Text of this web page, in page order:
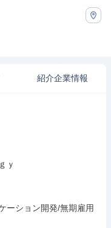
紹介企業情報
ｙ
ーション開発/無期雇用